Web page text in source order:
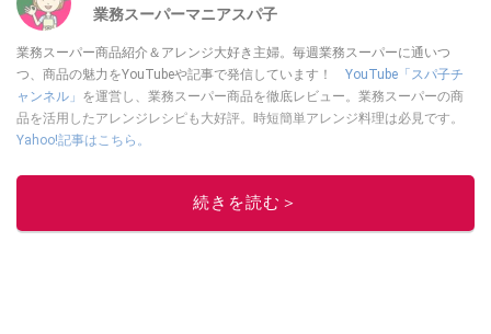
業務スーパーマニアスパ子
業務スーパー商品紹介＆アレンジ大好き主婦。毎週業務スーパーに通いつ
つ、商品の魅力をYouTubeや記事で発信しています！ YouTube「スパ子チ
ャンネル」 を運営し、業務スーパー商品を徹底レビュー。業務スーパーの商
品を活用したアレンジレシピも大好評。時短簡単アレンジ料理は必見です。
Yahoo!記事はこちら。
このイチオシストの他の記事を読む
続きを読む＞